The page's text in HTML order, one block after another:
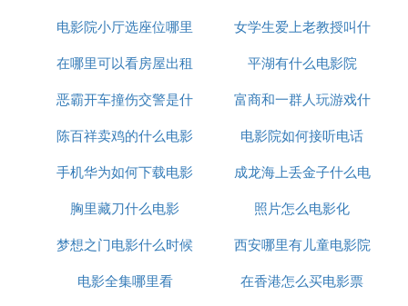
排列的
电影院小厅选座位哪里
好
女学生爱上老教授叫什
么电影
在哪里可以看房屋出租
电影
平湖有什么电影院
恶霸开车撞伤交警是什
么电影
富商和一群人玩游戏什
么电影
陈百祥卖鸡的什么电影
电影院如何接听电话
手机华为如何下载电影
成龙海上丢金子什么电
影
胸里藏刀什么电影
照片怎么电影化
梦想之门电影什么时候
上映
西安哪里有儿童电影院
电影全集哪里看
在香港怎么买电影票